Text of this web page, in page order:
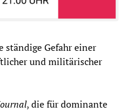
Gefahr einer
und militärischer
, die für dominante